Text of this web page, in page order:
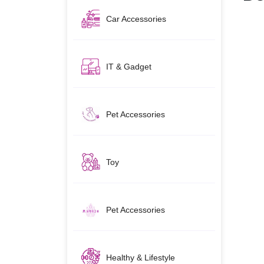
Car Accessories
IT & Gadget
Pet Accessories
Toy
Pet Accessories
Healthy & Lifestyle